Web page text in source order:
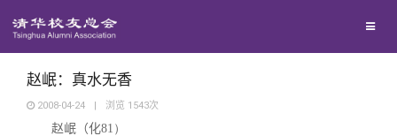
赵岷：真水无香
2008-04-24 | 浏览 1543次
赵岷（化81）